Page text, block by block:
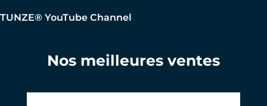
TUNZE® YouTube Channel
Nos meilleures ventes